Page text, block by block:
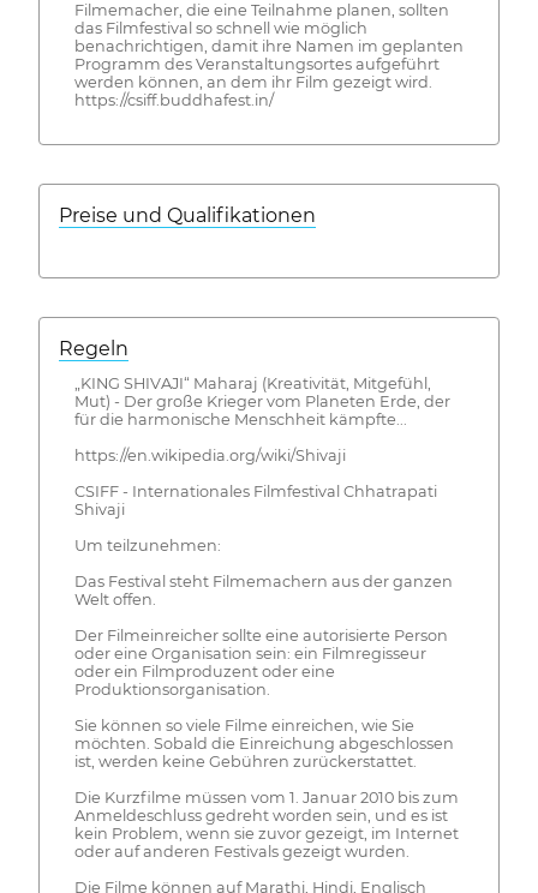
Filmemacher, die eine Teilnahme planen, sollten
das Filmfestival so schnell wie möglich
benachrichtigen, damit ihre Namen im geplanten
Programm des Veranstaltungsortes aufgeführt
werden können, an dem ihr Film gezeigt wird.
https://csiff.buddhafest.in/
Preise und Qualifikationen
Regeln
„KING SHIVAJI“ Maharaj (Kreativität, Mitgefühl,
Mut) - Der große Krieger vom Planeten Erde, der
für die harmonische Menschheit kämpfte...
https://en.wikipedia.org/wiki/Shivaji
CSIFF - Internationales Filmfestival Chhatrapati
Shivaji
Um teilzunehmen:
Das Festival steht Filmemachern aus der ganzen
Welt offen.
Der Filmeinreicher sollte eine autorisierte Person
oder eine Organisation sein: ein Filmregisseur
oder ein Filmproduzent oder eine
Produktionsorganisation.
Sie können so viele Filme einreichen, wie Sie
möchten. Sobald die Einreichung abgeschlossen
ist, werden keine Gebühren zurückerstattet.
Die Kurzfilme müssen vom 1. Januar 2010 bis zum
Anmeldeschluss gedreht worden sein, und es ist
kein Problem, wenn sie zuvor gezeigt, im Internet
oder auf anderen Festivals gezeigt wurden.
Die Filme können auf Marathi, Hindi, Englisch